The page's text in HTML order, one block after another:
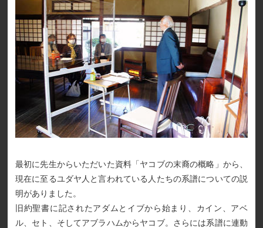
最初に先生からいただいた資料「ヤコブの末裔の概略」から、
現在に至るユダヤ人と言われている人たちの系譜についての説
明がありました。
旧約聖書に記されたアダムとイブから始まり、カイン、アベ
ル、セト、そしてアブラハムからヤコブ。さらには系譜に連動